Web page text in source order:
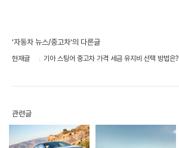
'자동차 뉴스/중고차'의 다른글
현재글 기아 스팅어 중고차 가격 세금 유지비 선택 방법은?
관련글